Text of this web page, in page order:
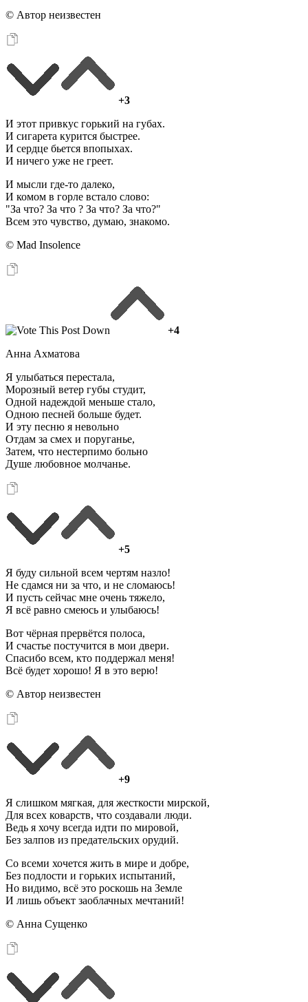
© Автор неизвестен
+3
И этот привкус горький на губах.
И сигарета курится быстрее.
И сердце бьется впопыхах.
И ничего уже не греет.
И мысли где-то далеко,
И комом в горле встало слово:
"За что? За что ? За что? За что?"
Всем это чувство, думаю, знакомо.
© Mad Insolence
+4
Анна Ахматова
Я улыбаться перестала,
Морозный ветер губы студит,
Одной надеждой меньше стало,
Одною песней больше будет.
И эту песню я невольно
Отдам за смех и поруганье,
Затем, что нестерпимо больно
Душе любовное молчанье.
+5
Я буду сильной всем чертям назло!
Не сдамся ни за что, и не сломаюсь!
И пусть сейчас мне очень тяжело,
Я всё равно смеюсь и улыбаюсь!
Вот чёрная прервётся полоса,
И счастье постучится в мои двери.
Спасибо всем, кто поддержал меня!
Всё будет хорошо! Я в это верю!
© Автор неизвестен
+9
Я слишком мягкая, для жесткости мирской,
Для всех коварств, что создавали люди.
Ведь я хочу всегда идти по мировой,
Без залпов из предательских орудий.
Со всеми хочется жить в мире и добре,
Без подлости и горьких испытаний,
Но видимо, всё это роскошь на Земле
И лишь объект заоблачных мечтаний!
© Анна Сущенко